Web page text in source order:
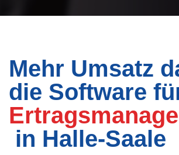
Mehr Umsatz
die Software
in Halle-Saale